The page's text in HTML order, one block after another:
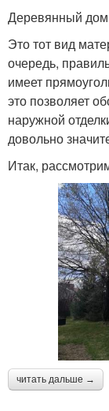
Деревянный дом
Это тот вид
очередь,
имеет
это позволяет
наружной
довольно
Итак,
читать дальше →